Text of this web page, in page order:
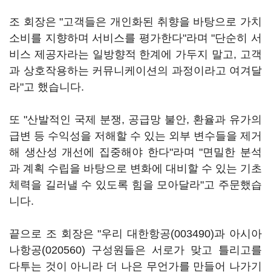
조 회장은 "고객들은 개인화된 취향을 바탕으로 가치
소비를 지향하며 서비스를 평가한다"라며 "단순히 서
비스 제공자라는 일방향적 한계에 가두지 말고, 고객
과 상호작용하는 커뮤니케이션의 과정이라고 여겨달
라"고 했습니다.
또 "산발적인 국제 분쟁, 공급망 불안, 환율과 유가의
급변 등 수익성을 저해할 수 있는 외부 변수들을 제거
해 생산성 개선에 집중해야 한다"라며 "면밀한 분석
과 계획 수립을 바탕으로 변화에 대비할 수 있는 기초
체력을 길러낼 수 있도록 힘을 모아달라"고 주문했습
니다.
끝으로 조 회장은 "우리 대한항공(003490)과 아시아
나항공(020560) 구성원들은 서로가 맞고 틀리고를
다투는 것이 아니라 더 나은 무언가를 만들어 나가기